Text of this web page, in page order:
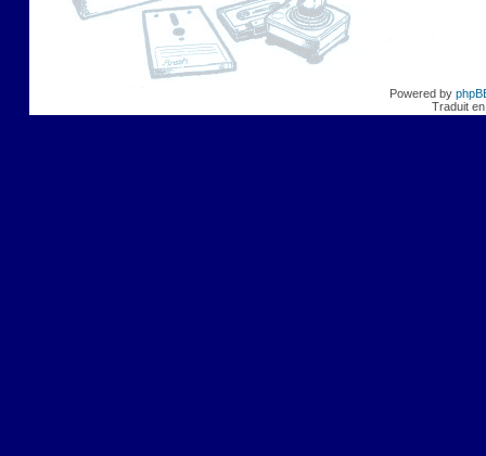
Powered by
Traduit